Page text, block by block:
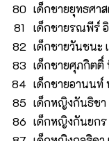
80 เด็กชายยุทธศา
81
เด็กชายรณพีร์
82 เด็กชายวันชนะ
83 เด็กชายศุภกิตติ์
84 เด็กชายอานน
85 เด็กหญิงกันธิช
86 เด็กหญิงกันยกร